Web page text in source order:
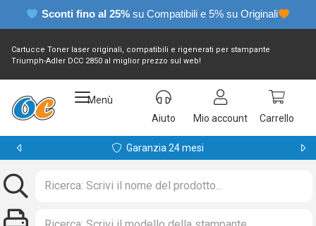
Sconti fino al 25% su Compatibili e 5% su Originali
Cartucce Toner laser originali, compatibili e rigenerati per stampante
Triumph-Adler DCC 2850 al miglior prezzo sul web!
Menù
Aiuto
Mio account Carrello
Garanzia 24 mesi